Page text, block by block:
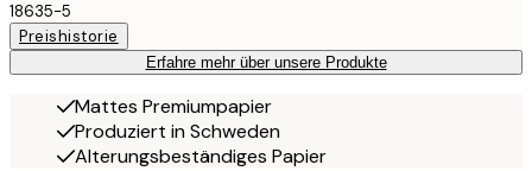
18635-5
Preishistorie
Erfahre mehr über unsere Produkte
Mattes Premiumpapier
Produziert in Schweden
Alterungsbeständiges Papier